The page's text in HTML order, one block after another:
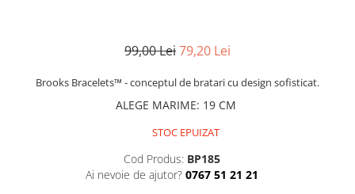
99,00 Lei79,20 Lei
Brooks Bracelets™ - conceptul de bratari cu design sofisticat.
ALEGE MARIME: 19 CM
STOC EPUIZAT
Cod Produs: BP185
Ai nevoie de ajutor? 0767 51 21 21